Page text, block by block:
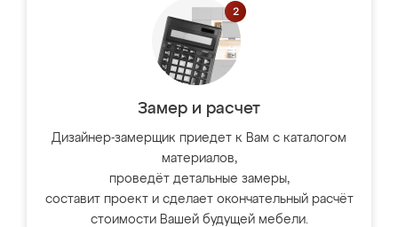
Замер и расчет
Дизайнер-замерщик приедет к Вам с каталогом
материалов,
проведёт детальные замеры,
составит проект и сделает окончательный расчёт
стоимости Вашей будущей мебели.